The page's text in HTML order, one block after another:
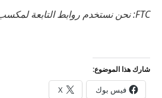
FTC: نحن نستخدم روابط التابعة لمكسب الدخل.
شارك هذا الموضوع:
فيس بوك X